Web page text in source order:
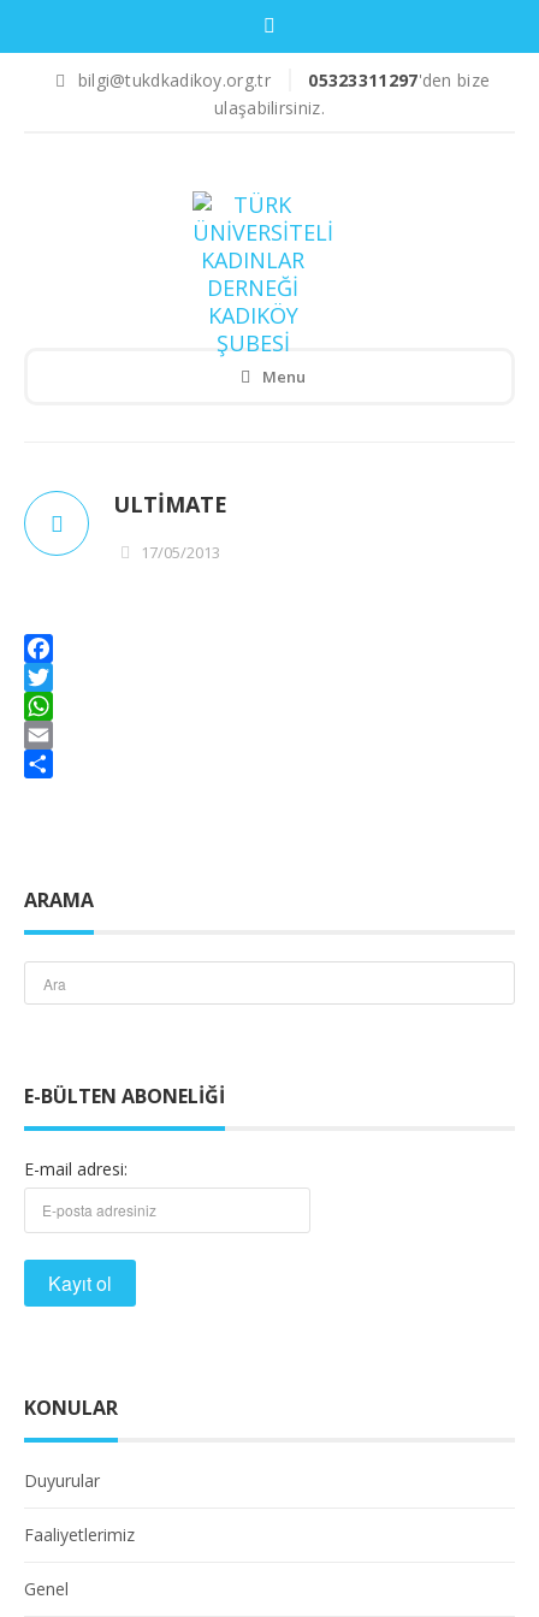
bilgi@tukdkadikoy.org.tr 05323311297'den bize
ulaşabilirsiniz.
Menu
ULTIMATE
17/05/2013
Facebook
Twitter
WhatsApp
Email
ARAMA
E-BÜLTEN ABONELIĞI
E-mail adresi:
KONULAR
Duyurular
Faaliyetlerimiz
Genel